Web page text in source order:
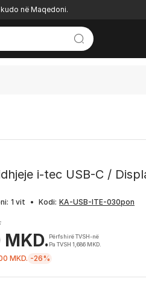
në Maqedoni.
i-tec USB-C /
1 vit • Kodi:
Përfshirë TVSH-në
Pa TVSH 1,686 MKD.
MKD. -26%